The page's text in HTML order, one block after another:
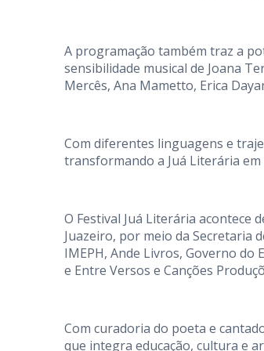
A programação também traz a
sensibilidade musical de Joana
Mercês, Ana Mametto, Erica
Com diferentes linguagens e
transformando a Juá Literária em
O Festival Juá Literária acontece
Juazeiro, por meio da Secretaria
IMEPH, Ande Livros, Governo do
e Entre Versos e Canções
Com curadoria do poeta e
que integra educação, cultura e